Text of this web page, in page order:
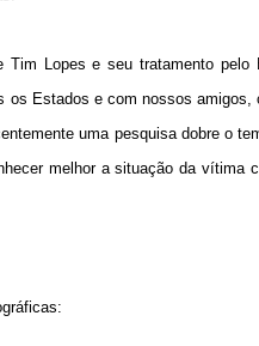
Tim Lopes e seu tratamento
os Estados e com nossos
uma pesquisa dobre o
melhor a situação da vítima